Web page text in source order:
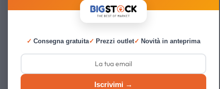
✓ Consegna gratuita✓ Prezzi outlet✓ Novità in anteprima
Iscrivimi →